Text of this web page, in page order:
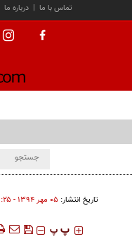
درباره ما | تماس با ما
تاریخ انتشار: ۰۵ مهر ۱۳۹۴ - ۰۹:۲۵
‍‍‍ پ پ